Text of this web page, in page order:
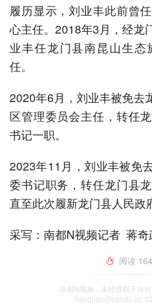
履历显示，刘业丰此前曾
心主任。2018年3月，经龙
业丰任龙门县南昆山生态
任。
2020年6月，刘业丰被免去
区管理委员会主任，转任
书记一职。
2023年11月，刘业丰被免
委书记职务，转任龙门县
直至此次履新龙门县人民政
采写：南都N视频记者 蒋奇
阅读
南都N视频，未经授权不得
banquan@nandu.cc.